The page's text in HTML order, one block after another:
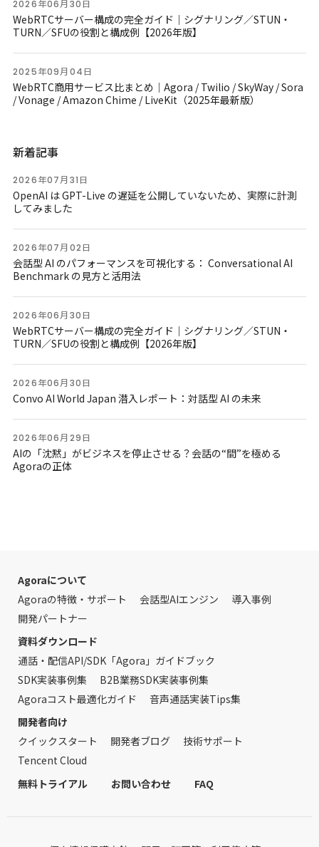
2026年06月30日
WebRTCサーバー構成の完全ガイド｜シグナリング／STUN・
TURN／SFUの役割と構成例【2026年版】
2025年09月04日
WebRTC商用サービス比まとめ｜Agora / Twilio / SkyWay / Sora
/ Vonage / Amazon Chime / LiveKit（2025年最新版）
新着記事
2026年07月31日
OpenAI は GPT-Live の遅延を公開していないため、実際に計測
してみました
2026年07月02日
会話型 AI のパフォーマンスを可視化する： Conversational AI
Benchmark の見方と活用法
2026年06月30日
WebRTCサーバー構成の完全ガイド｜シグナリング／STUN・
TURN／SFUの役割と構成例【2026年版】
2026年06月30日
Convo AI World Japan 潜入レポート：対話型 AI の未来
2026年06月29日
AIの「沈黙」がビジネスを停止させる？会話の“間”を極める
Agoraの正体
Agoraについて
Agoraの特徴・サポート
会話型AIエンジン
導入事例
開発パートナー
資料ダウンロード
通話・配信API/SDK「Agora」ガイドブック
SDK実装事例集
B2B業務SDK実装事例集
Agoraコスト最適化ガイド
音声通話実装Tips集
開発者向け
クイックスタート
開発者ブログ
技術サポート
Tencent Cloud
無料トライアル
お問い合わせ FAQ